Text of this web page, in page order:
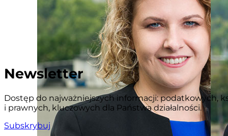
Newsletter
Dostęp do najważniejszych informacji: podatkowych,
i prawnych, kluczowych dla Państwa działalności.
Subskrybuj